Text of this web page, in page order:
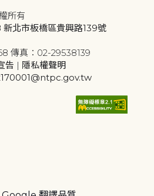
所有
北市板橋區貴興路139號
傳真：02-29538139
告 | 隱私權聲明